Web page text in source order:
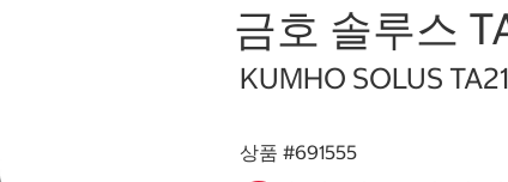
금호 솔루스
KUMHO SOLUS
상품 #691555